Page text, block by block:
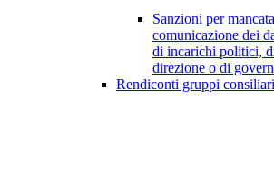
Sanzioni per
comunicazione dei
di incarichi politici,
direzione o di
Rendiconti gruppi